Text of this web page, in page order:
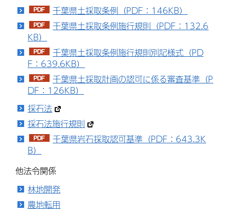
千葉県土採取条例（PDF：146KB）
千葉県土採取条例施行規則（PDF：132.6
KB）
千葉県土採取条例施行規則別記様式（PD
F：639.6KB）
千葉県土採取計画の認可に係る審査基準（P
DF：126KB）
採石法
採石法施行規則
千葉県岩石採取認可基準（PDF：643.3K
B）
他法令関係
林地開発
農地転用